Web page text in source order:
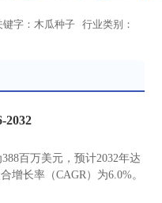
键字：木瓜种子 行业类别：
2032
百万美元，预计2032年达
增长率（CAGR）为6.0%。